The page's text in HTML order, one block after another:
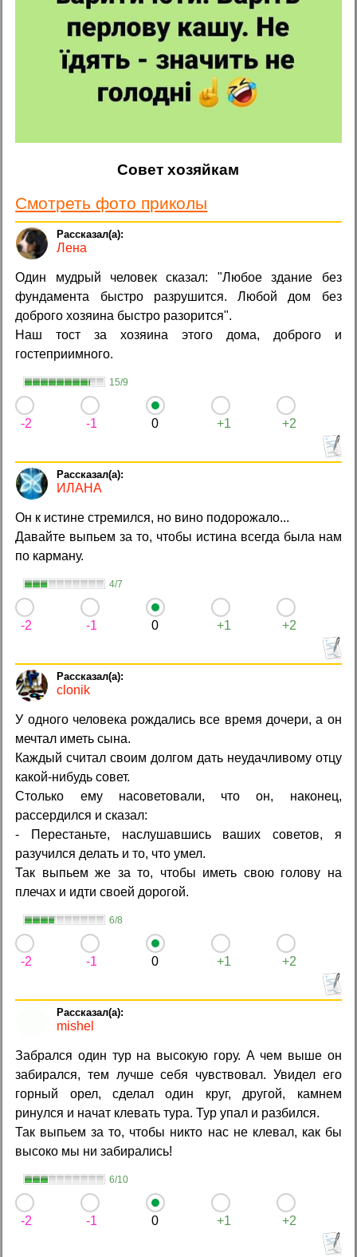
Совет хозяйкам
Смотреть фото приколы
Лена
Один мудрый человек сказал: "Любое здание без
фундамента быстро разрушится. Любой дом без
доброго хозяина быстро разорится".
Наш тост за хозяина этого дома, доброго и
гостеприимного.
15/9
-2 -1 0 +1 +2
ИЛАНА
Он к истине стремился, но вино подорожало...
Давайте выпьем за то, чтобы истина всегда была нам
по карману.
4/7
-2 -1 0 +1 +2
clonik
У одного человека рождались все время дочери, а он
мечтал иметь сына.
Каждый считал своим долгом дать неудачливому отцу
какой-нибудь совет.
Столько ему насоветовали, что он, наконец,
рассердился и сказал:
- Перестаньте, наслушавшись ваших советов, я
разучился делать и то, что умел.
Так выпьем же за то, чтобы иметь свою голову на
плечах и идти своей дорогой.
6/8
-2 -1 0 +1 +2
mishel
Забрался один тур на высокую гору. А чем выше он
забирался, тем лучше себя чувствовал. Увидел его
горный орел, сделал один круг, другой, камнем
ринулся и начат клевать тура. Тур упал и разбился.
Так выпьем за то, чтобы никто нас не клевал, как бы
высоко мы ни забирались!
6/10
-2 -1 0 +1 +2